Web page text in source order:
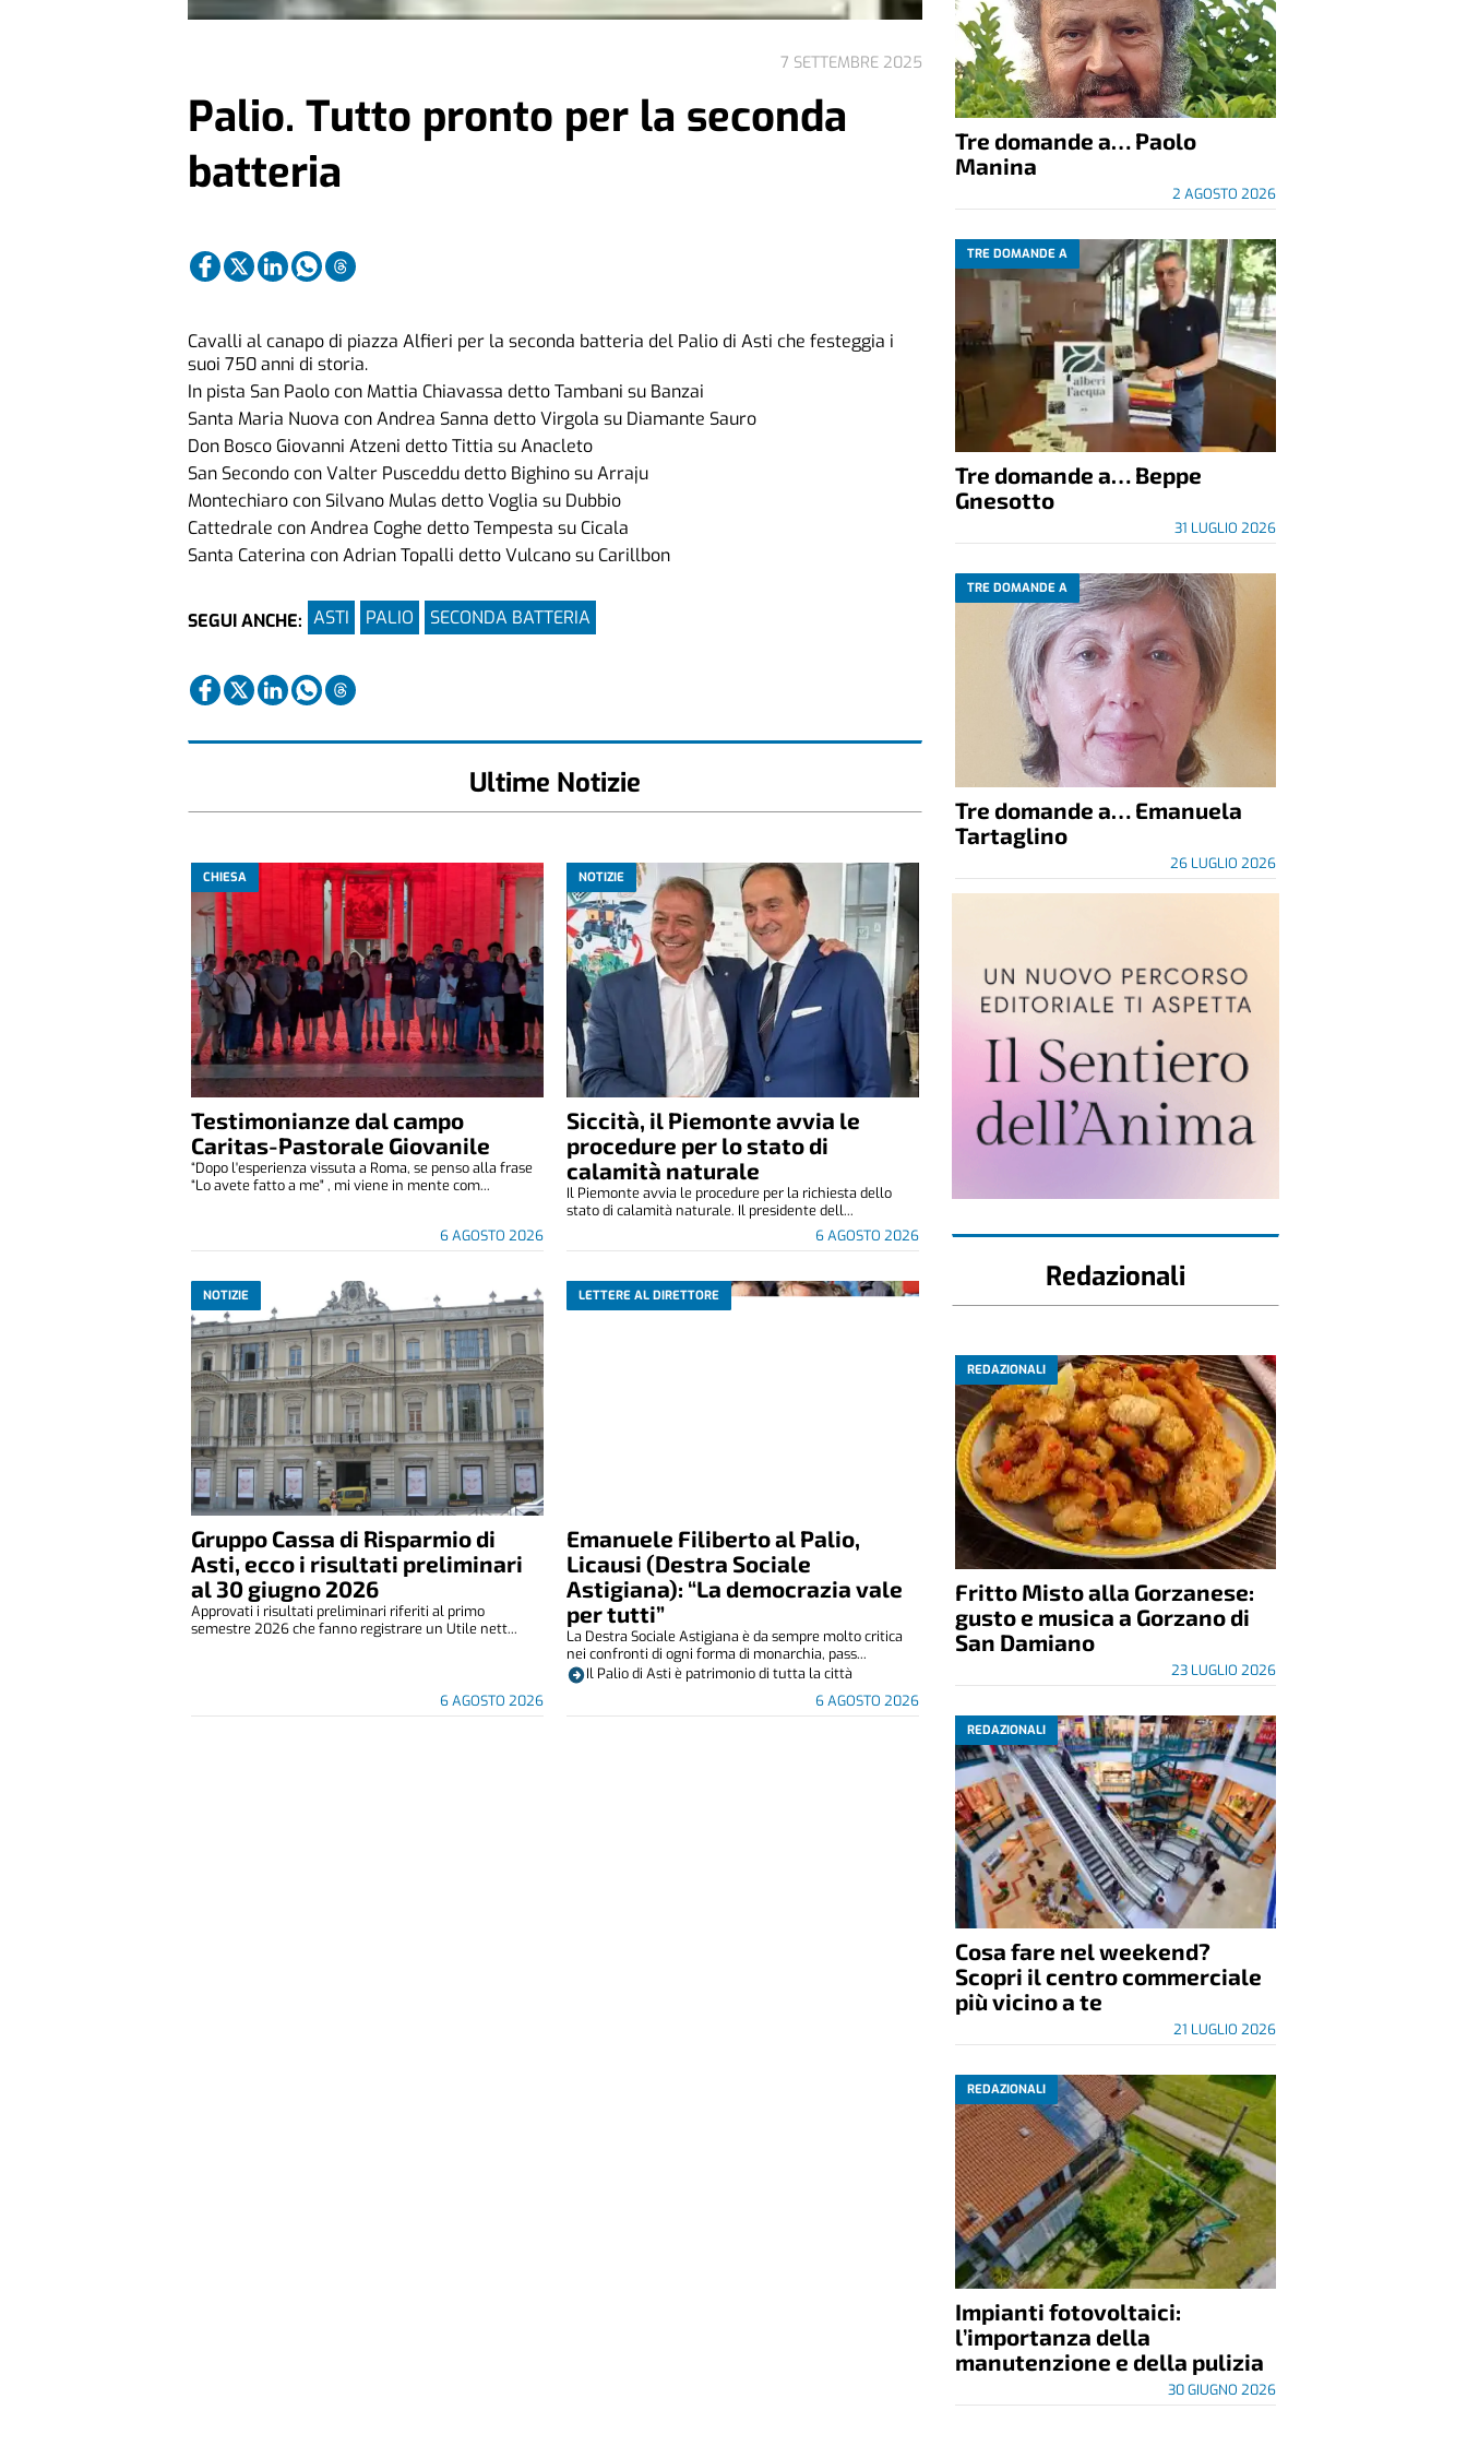
7 SETTEMBRE 2025
Palio. Tutto pronto per la seconda
batteria
Cavalli al canapo di piazza Alfieri per la seconda batteria del Palio di Asti che festeggia i
suoi 750 anni di storia.
In pista San Paolo con Mattia Chiavassa detto Tambani su Banzai
Santa Maria Nuova con Andrea Sanna detto Virgola su Diamante Sauro
Don Bosco Giovanni Atzeni detto Tittia su Anacleto
San Secondo con Valter Pusceddu detto Bighino su Arraju
Montechiaro con Silvano Mulas detto Voglia su Dubbio
Cattedrale con Andrea Coghe detto Tempesta su Cicala
Santa Caterina con Adrian Topalli detto Vulcano su Carillbon
SEGUI ANCHE: ASTI PALIO SECONDA BATTERIA
Ultime Notizie
CHIESA
Testimonianze dal campo
Caritas-Pastorale Giovanile
6 AGOSTO 2026
“Dopo l'esperienza vissuta a Roma, se penso alla frase
“Lo avete fatto a me" , mi viene in mente com...
NOTIZIE
Siccità, il Piemonte avvia le
procedure per lo stato di
calamità naturale
6 AGOSTO 2026
Il Piemonte avvia le procedure per la richiesta dello
stato di calamità naturale. Il presidente dell...
NOTIZIE
Gruppo Cassa di Risparmio di
Asti, ecco i risultati preliminari
al 30 giugno 2026
6 AGOSTO 2026
Approvati i risultati preliminari riferiti al primo
semestre 2026 che fanno registrare un Utile nett...
LETTERE AL DIRETTORE
Emanuele Filiberto al Palio,
Licausi (Destra Sociale
Astigiana): “La democrazia vale
per tutti”
6 AGOSTO 2026
La Destra Sociale Astigiana è da sempre molto critica
nei confronti di ogni forma di monarchia, pass...
Il Palio di Asti è patrimonio di tutta la città
Tre domande a… Paolo
Manina
2 AGOSTO 2026
TRE DOMANDE A
Tre domande a… Beppe
Gnesotto
31 LUGLIO 2026
TRE DOMANDE A
Tre domande a… Emanuela
Tartaglino
26 LUGLIO 2026
Redazionali
REDAZIONALI
Fritto Misto alla Gorzanese:
gusto e musica a Gorzano di
San Damiano
23 LUGLIO 2026
REDAZIONALI
Cosa fare nel weekend?
Scopri il centro commerciale
più vicino a te
21 LUGLIO 2026
REDAZIONALI
Impianti fotovoltaici:
l’importanza della
manutenzione e della pulizia
30 GIUGNO 2026